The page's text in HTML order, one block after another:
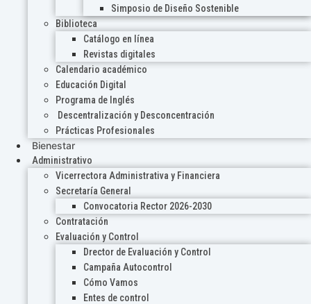
Simposio de Diseño Sostenible
Biblioteca
Catálogo en línea
Revistas digitales
Calendario académico
Educación Digital
Programa de Inglés
Descentralización y Desconcentración
Prácticas Profesionales
Bienestar
Administrativo
Vicerrectora Administrativa y Financiera
Secretaría General
Convocatoria Rector 2026-2030
Contratación
Evaluación y Control
Drector de Evaluación y Control
Campaña Autocontrol
Cómo Vamos
Entes de control